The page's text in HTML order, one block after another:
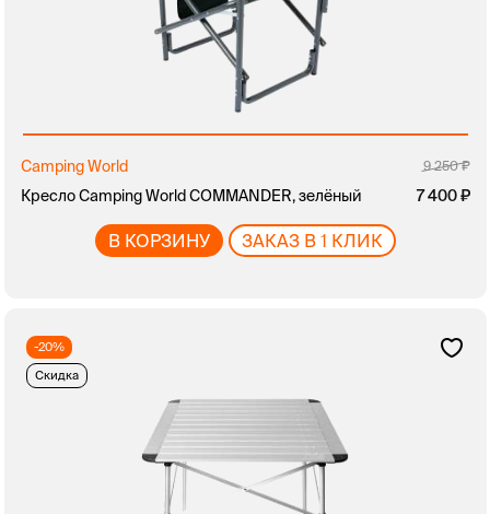
Camping World 9 250
Кресло Camping World COMMANDER, зелёный 7 400
В КОРЗИНУ ЗАКАЗ В 1 КЛИК
-20%
Скидка